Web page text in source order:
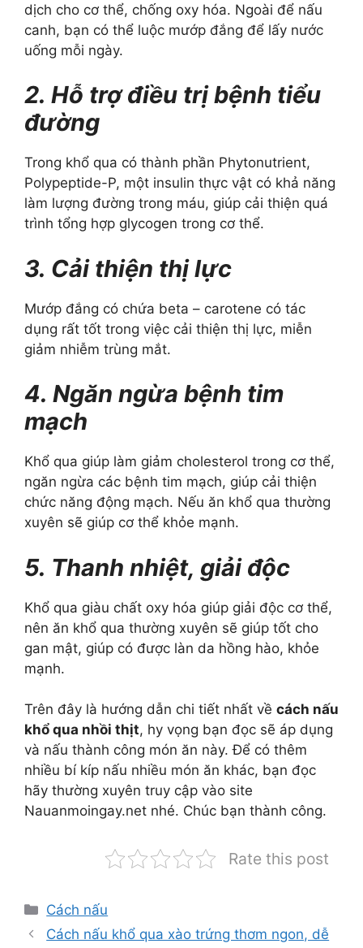
dịch cho cơ thể, chống oxy hóa. Ngoài để nấu
canh, bạn có thể luộc mướp đắng để lấy nước
uống mỗi ngày.
2. Hỗ trợ điều trị bệnh tiểu
đường
Trong khổ qua có thành phần Phytonutrient,
Polypeptide-P, một insulin thực vật có khả năng
làm lượng đường trong máu, giúp cải thiện quá
trình tổng hợp glycogen trong cơ thể.
3. Cải thiện thị lực
Mướp đắng có chứa beta – carotene có tác
dụng rất tốt trong việc cải thiện thị lực, miễn
giảm nhiễm trùng mắt.
4. Ngăn ngừa bệnh tim
mạch
Khổ qua giúp làm giảm cholesterol trong cơ thể,
ngăn ngừa các bệnh tim mạch, giúp cải thiện
chức năng động mạch. Nếu ăn khổ qua thường
xuyên sẽ giúp cơ thể khỏe mạnh.
5. Thanh nhiệt, giải độc
Khổ qua giàu chất oxy hóa giúp giải độc cơ thể,
nên ăn khổ qua thường xuyên sẽ giúp tốt cho
gan mật, giúp có được làn da hồng hào, khỏe
mạnh.
Trên đây là hướng dẫn chi tiết nhất về cách nấu
khổ qua nhồi thịt, hy vọng bạn đọc sẽ áp dụng
và nấu thành công món ăn này. Để có thêm
nhiều bí kíp nấu nhiều món ăn khác, bạn đọc
hãy thường xuyên truy cập vào site
Nauanmoingay.net nhé. Chúc bạn thành công.
Rate this post
Danh
mục
Cách nấu
Cách nấu khổ qua xào trứng thơm ngon, dễ